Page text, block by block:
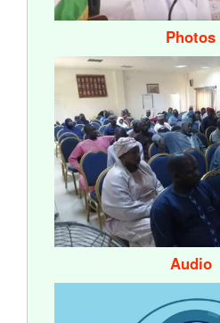
Photos
Audio